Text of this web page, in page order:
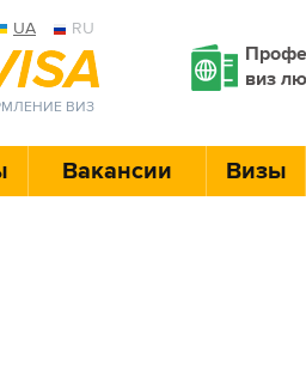
UA RU
ВИЗ
виз
Вакансии Визы